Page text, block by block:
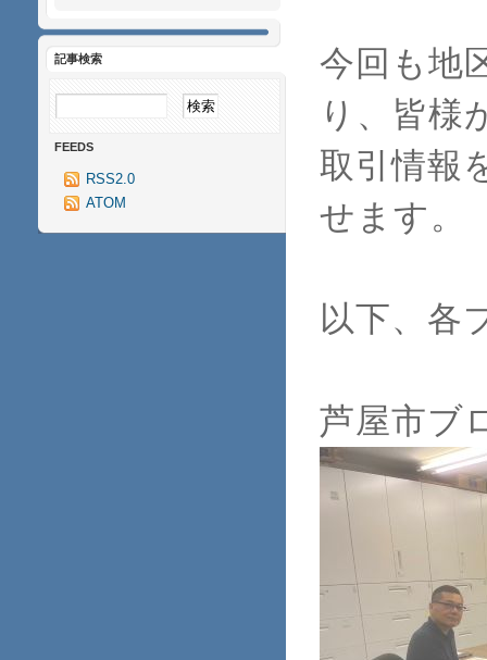
今回も地
り、皆様
取引情報
せます。
以下、各
芦屋市ブ
記事検索
FEEDS
RSS2.0
ATOM